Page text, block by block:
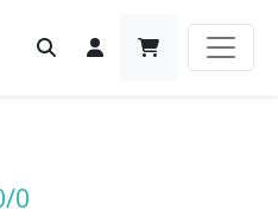
0